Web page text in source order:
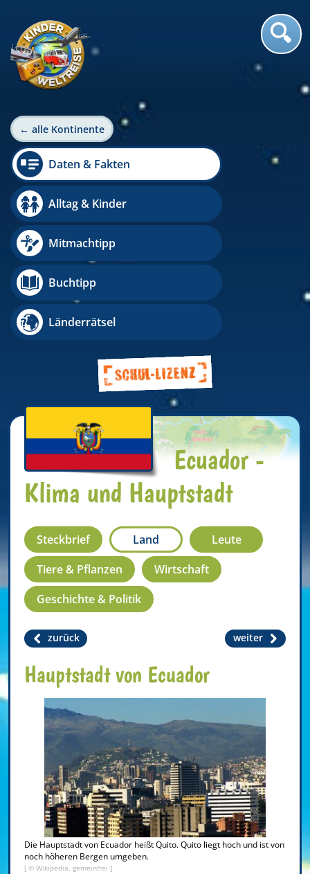
← alle Kontinente
Daten & Fakten
Alltag & Kinder
Mitmachtipp
Buchtipp
Länderrätsel
Ecuador -
Klima und Hauptstadt
Steckbrief Land
Leute
Tiere & Pflanzen
Wirtschaft
Geschichte & Politik
zurück weiter
Hauptstadt von Ecuador
Die Hauptstadt von Ecuador heißt Quito. Quito liegt hoch und ist von
noch höheren Bergen umgeben.
[ © Wikipedia, gemeinfrei ]